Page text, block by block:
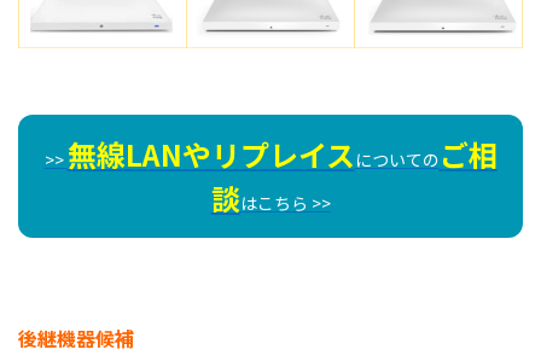
>> 無線LANやリプレイス についての ご相
談はこちら >>
後継機器候補